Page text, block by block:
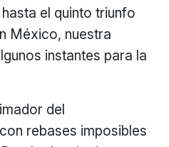
el quinto triunfo
México, nuestra
instantes para la
del
rebases imposibles